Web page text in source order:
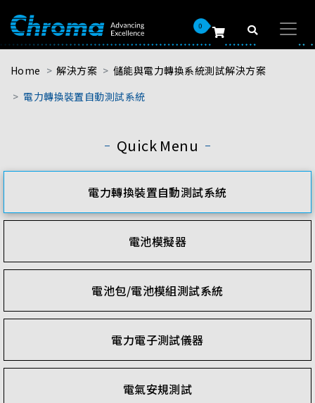
0
Home 解決方案
儲能與電力轉換系統測試解決方案
電力轉換裝置自動測試系統
Quick Menu
電力轉換裝置自動測試系統
電池模擬器
電池包/電池模組測試系統
電力電子測試儀器
電氣安規測試